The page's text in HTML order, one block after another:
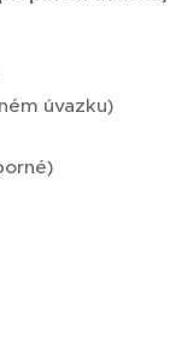
úvazku)